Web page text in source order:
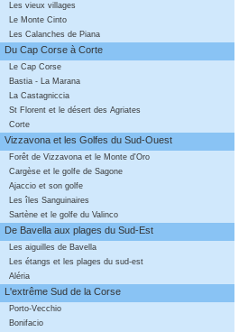
Les vieux villages
Le Monte Cinto
Les Calanches de Piana
Du Cap Corse à Corte
Le Cap Corse
Bastia - La Marana
La Castagniccia
St Florent et le désert des Agriates
Corte
Vizzavona et les Golfes du Sud-Ouest
Forêt de Vizzavona et le Monte d'Oro
Cargèse et le golfe de Sagone
Ajaccio et son golfe
Les îles Sanguinaires
Sartène et le golfe du Valinco
De Bavella aux plages du Sud-Est
Les aiguilles de Bavella
Les étangs et les plages du sud-est
Aléria
L'extrême Sud de la Corse
Porto-Vecchio
Bonifacio